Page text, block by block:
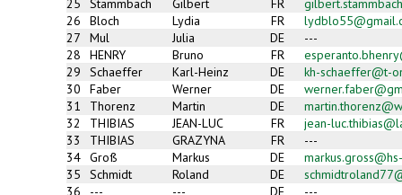
25 Stammbach Gilbert FR
26
Bloch Lydia FR
27
Mul Julia DE
---
28
HENRY Bruno FR
29
Schaeffer Karl-Heinz DE
kh-schaeffer@t-
30
Faber Werner DE
31
Thorenz Martin DE
32
THIBIAS JEAN-LUC FR
jean-
33
THIBIAS GRAZYNA FR
---
34 Groß Markus DE
35
Schmidt Roland DE
36
--- --- DE
---